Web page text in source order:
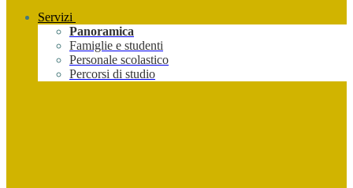
Servizi
Panoramica
Famiglie e studenti
Personale scolastico
Percorsi di studio